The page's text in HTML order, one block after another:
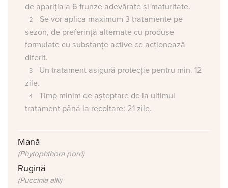
de apariția a 6 frunze adevărate și maturitate.
Se vor aplica maximum 3 tratamente pe
sezon, de preferință alternate cu produse
formulate cu substanțe active ce acționează
diferit.
Un tratament asigură protecție pentru min. 12
zile.
Timp minim de așteptare de la ultimul
tratament până la recoltare: 21 zile.
Mană
(Phytophthora porri)
Rugină
(Puccinia allii)